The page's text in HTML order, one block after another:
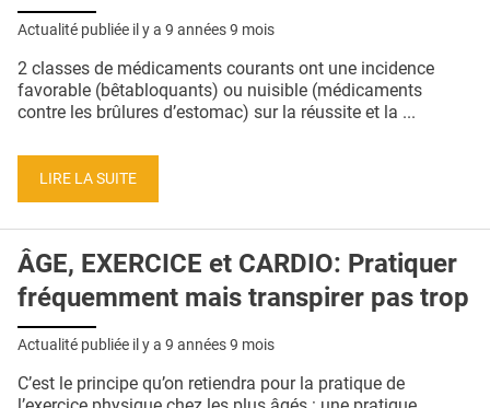
Actualité publiée il y a 9 années 9 mois
2 classes de médicaments courants ont une incidence
favorable (bêtabloquants) ou nuisible (médicaments
contre les brûlures d’estomac) sur la réussite et la ...
LIRE LA SUITE
ÂGE, EXERCICE et CARDIO: Pratiquer
fréquemment mais transpirer pas trop
Actualité publiée il y a 9 années 9 mois
C’est le principe qu’on retiendra pour la pratique de